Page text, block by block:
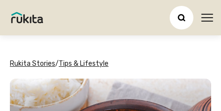
Rukita Stories/Tips & Lifestyle